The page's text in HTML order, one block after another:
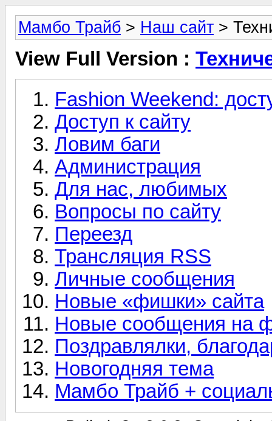
Мамбо Трайб > Наш сайт >
View Full Version :
Fashion Weekend:
Доступ к сайту
Ловим баги
Администрация
Для нас, любимых
Вопросы по сайту
Переезд
Трансляция RSS
Личные сообщения
Новые «фишки» сайта
Новые сообщения на
Поздравлялки,
Новогодняя тема
Мамбо Трайб +